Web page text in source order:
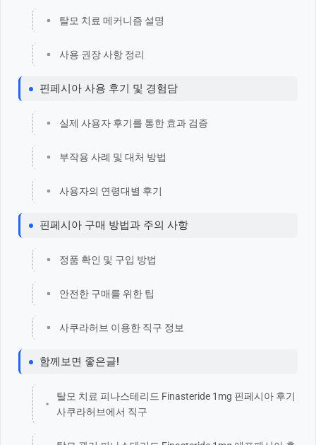
탈모 치료 메커니즘 설명
사용 권장 사항 정리
핀페시아 사용 후기 및 경험담
실제 사용자 후기를 통한 효과 검증
부작용 사례 및 대처 방법
사용자의 연령대별 후기
핀페시아 구매 방법과 주의 사항
정품 확인 및 구입 방법
안전한 구매를 위한 팁
사쿠라허브 이용한 직구 정보
함께보면 좋은글!
탈모 치료 피나스테리드 Finasteride 1mg 핀페시아 후기
사쿠라허브에서 직구